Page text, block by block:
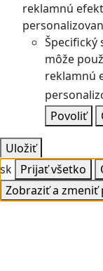
reklamnú
Špecifický
môže
reklamnú
Povoliť
Uložiť
sk Prijať všetko
Zobraziť a